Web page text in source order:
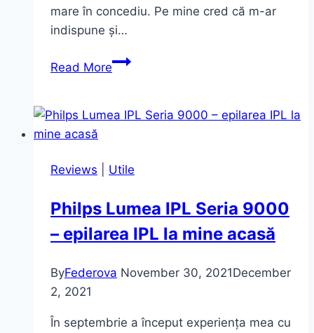
mare în concediu. Pe mine cred că m-ar
indispune și…
Read MoreFrom
Costumul
întreg
Reviews Utile
Philps Lumea IPL Seria 9000
– epilarea IPL la mine acasă
ByFederova November 30, 2021December
2, 2021
În septembrie a început experiența mea cu